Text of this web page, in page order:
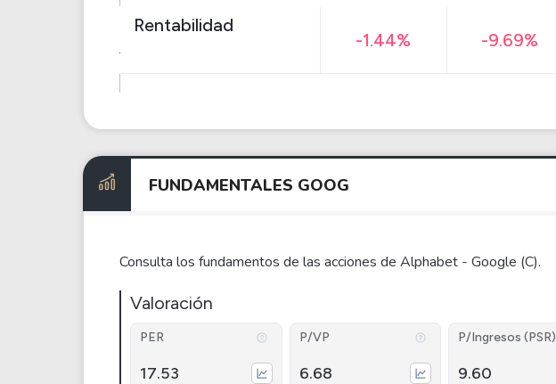
Rentabilidad
-1.44% -9.69%
FUNDAMENTALES GOOG
Consulta los fundamentos de las acciones de Alphabet - Google (C).
Valoración
PER
17.53
P/VP
6.68
P/Ingresos (PSR)
9.60